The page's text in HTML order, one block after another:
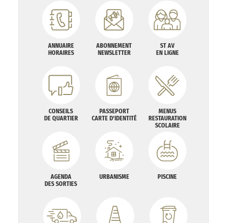
ANNUAIRE
HORAIRES
ABONNEMENT
NEWSLETTER
ST AV
EN LIGNE
CONSEILS
DE QUARTIER
PASSEPORT
CARTE D'IDENTITÉ
MENUS
RESTAURATION
SCOLAIRE
AGENDA
DES SORTIES
URBANISME PISCINE